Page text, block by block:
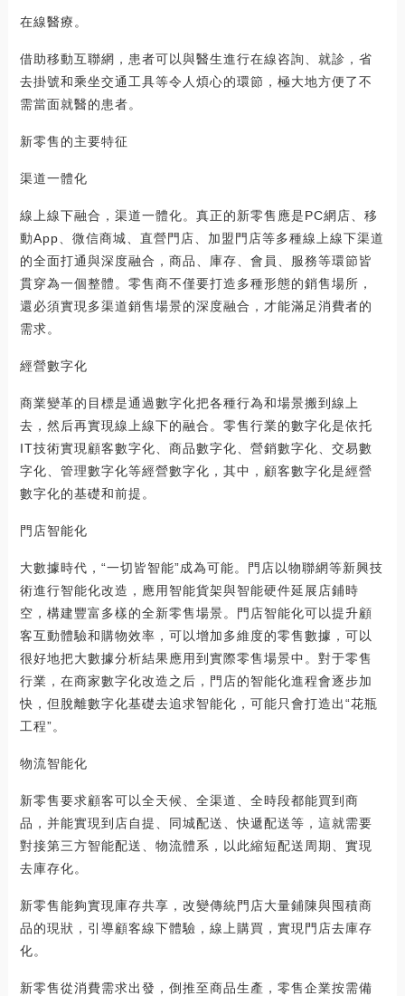
在線醫療。
借助移動互聯網，患者可以與醫生進行在線咨詢、就診，省
去掛號和乘坐交通工具等令人煩心的環節，極大地方便了不
需當面就醫的患者。
新零售的主要特征
渠道一體化
線上線下融合，渠道一體化。真正的新零售應是PC網店、移
動App、微信商城、直營門店、加盟門店等多種線上線下渠道
的全面打通與深度融合，商品、庫存、會員、服務等環節皆
貫穿為一個整體。零售商不僅要打造多種形態的銷售場所，
還必須實現多渠道銷售場景的深度融合，才能滿足消費者的
需求。
經營數字化
商業變革的目標是通過數字化把各種行為和場景搬到線上
去，然后再實現線上線下的融合。零售行業的數字化是依托
IT技術實現顧客數字化、商品數字化、營銷數字化、交易數
字化、管理數字化等經營數字化，其中，顧客數字化是經營
數字化的基礎和前提。
門店智能化
大數據時代，“一切皆智能”成為可能。門店以物聯網等新興技
術進行智能化改造，應用智能貨架與智能硬件延展店鋪時
空，構建豐富多樣的全新零售場景。門店智能化可以提升顧
客互動體驗和購物效率，可以增加多維度的零售數據，可以
很好地把大數據分析結果應用到實際零售場景中。對于零售
行業，在商家數字化改造之后，門店的智能化進程會逐步加
快，但脫離數字化基礎去追求智能化，可能只會打造出“花瓶
工程”。
物流智能化
新零售要求顧客可以全天候、全渠道、全時段都能買到商
品，并能實現到店自提、同城配送、快遞配送等，這就需要
對接第三方智能配送、物流體系，以此縮短配送周期、實現
去庫存化。
新零售能夠實現庫存共享，改變傳統門店大量鋪陳與囤積商
品的現狀，引導顧客線下體驗，線上購買，實現門店去庫存
化。
新零售從消費需求出發，倒推至商品生產，零售企業按需備